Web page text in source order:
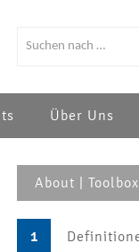
Über Uns
About | Toolbox
1